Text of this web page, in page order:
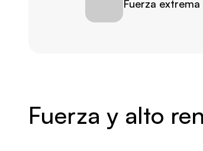
Fuerza extrema
Fuerza y alto